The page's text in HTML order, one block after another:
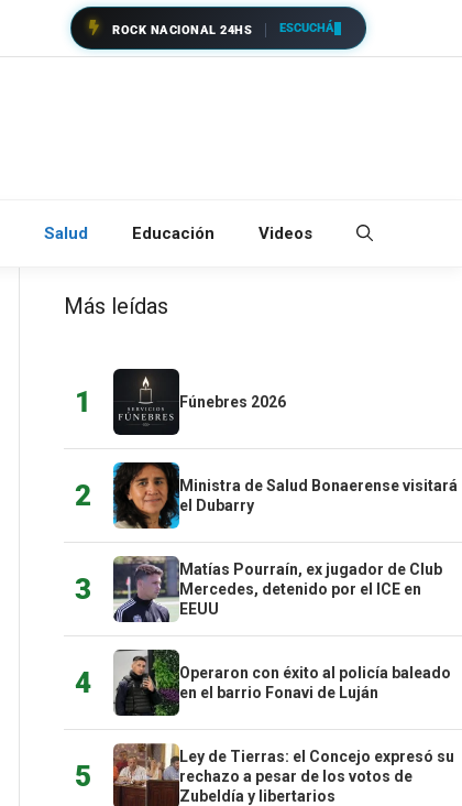
ROCK NACIONAL 24HS ESCUCHÁ
Salud Educación Videos
Más leídas
1 Fúnebres 2026
2
Ministra de Salud Bonaerense visitará
el Dubarry
3
Matías Pourraín, ex jugador de Club
Mercedes, detenido por el ICE en
EEUU
4
Operaron con éxito al policía baleado
en el barrio Fonavi de Luján
5
Ley de Tierras: el Concejo expresó su
rechazo a pesar de los votos de
Zubeldía y libertarios